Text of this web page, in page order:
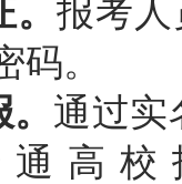
报考
码。
通过实
高